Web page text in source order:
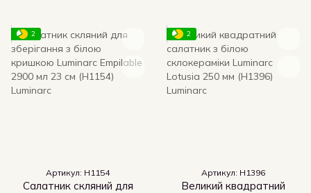
2
Артикул: H1154
Салатник скляний для
2
Артикул: H1396
Великий квадратний